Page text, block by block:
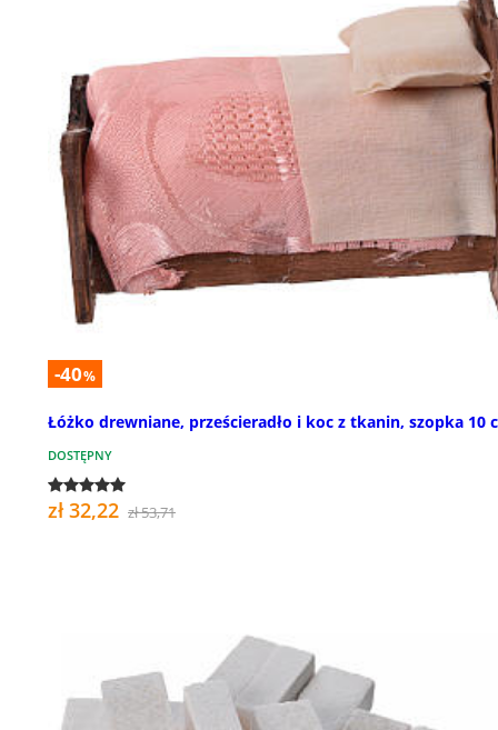
-40%
Łóżko drewniane, prześcieradło i koc z tkanin, szopka 10
DOSTĘPNY
zł 32,22 zł 53,71